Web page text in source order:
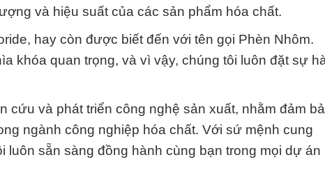
và hiệu suất của các sản phẩm hóa chất.
hay còn được biết đến với tên gọi Phèn Nhôm.
khóa quan trọng, và vì vậy, chúng tôi luôn đặt sự
cứu và phát triển công nghệ sản xuất, nhằm đảm
ngành công nghiệp hóa chất. Với sứ mệnh cung
sẵn sàng đồng hành cùng bạn trong mọi dự án